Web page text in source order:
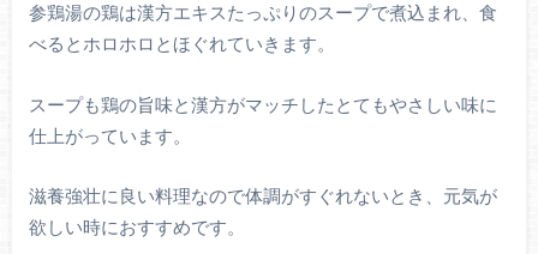
参鶏湯の鶏は漢方エキスたっぷりのスープで煮込まれ、食
べるとホロホロとほぐれていきます。
スープも鶏の旨味と漢方がマッチしたとてもやさしい味に
仕上がっています。
滋養強壮に良い料理なので体調がすぐれないとき、元気が
欲しい時におすすめです。